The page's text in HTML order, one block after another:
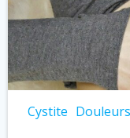
Cystite Douleurs